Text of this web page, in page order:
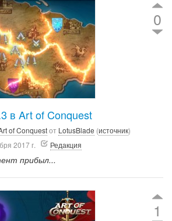
0
в Art of Conquest
of Conquestот LotusBlade (источник)
2017 г. Редакция
прибыл...
1